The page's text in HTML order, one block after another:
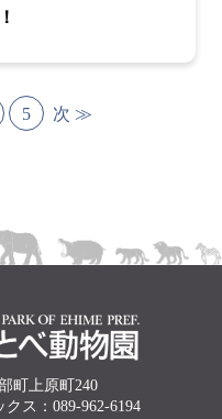
5 次 ≫
町上原町240
ス：089-962-6194